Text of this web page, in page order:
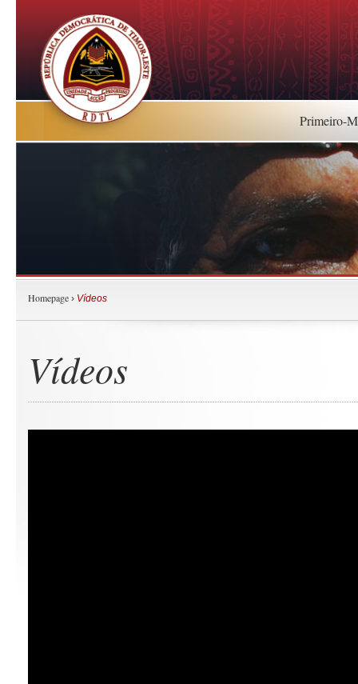
Primeiro-
Homepage › Vídeos
Vídeos